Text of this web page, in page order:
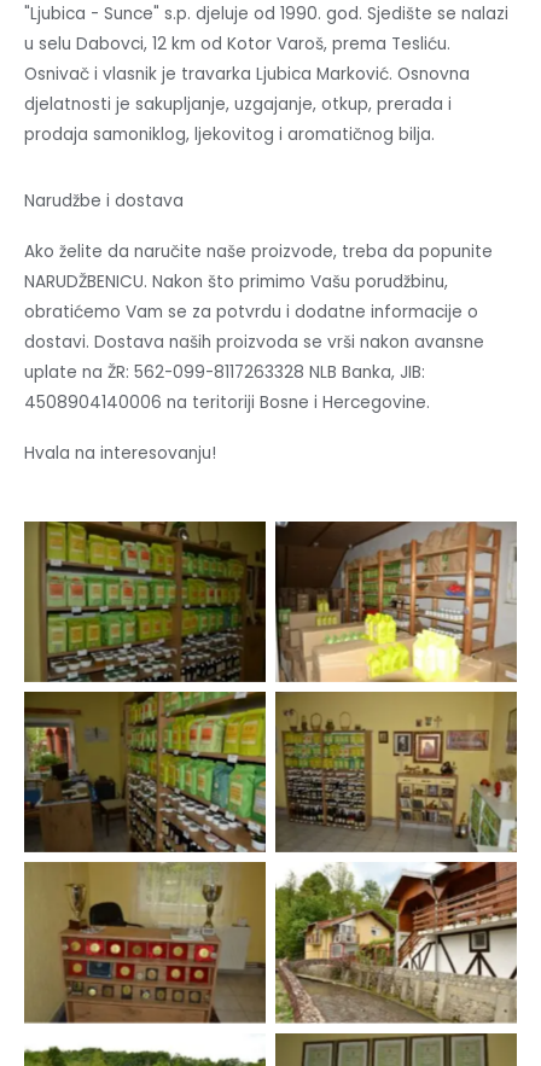
"Ljubica - Sunce" s.p. djeluje od 1990. god. Sjedište se nalazi
u selu Dabovci, 12 km od Kotor Varoš, prema Tesliću.
Osnivač i vlasnik je travarka Ljubica Marković. Osnovna
djelatnosti je sakupljanje, uzgajanje, otkup, prerada i
prodaja samoniklog, ljekovitog i aromatičnog bilja.
Narudžbe i dostava
Ako želite da naručite naše proizvode, treba da popunite
NARUDŽBENICU. Nakon što primimo Vašu porudžbinu,
obratićemo Vam se za potvrdu i dodatne informacije o
dostavi. Dostava naših proizvoda se vrši nakon avansne
uplate na ŽR: 562-099-8117263328 NLB Banka, JIB:
4508904140006 na teritoriji Bosne i Hercegovine.
Hvala na interesovanju!